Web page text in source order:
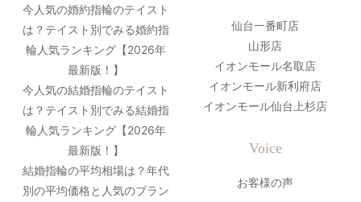
今人気の婚約指輪のテイスト
は？テイスト別でみる婚約指
輪人気ランキング【2026年
最新版！】
今人気の結婚指輪のテイスト
は？テイスト別でみる結婚指
輪人気ランキング【2026年
最新版！】
結婚指輪の平均相場は？年代
別の平均価格と人気のブラン
仙台一番町店
山形店
イオンモール名取店
イオンモール新利府店
イオンモール仙台上杉店
Voice
お客様の声